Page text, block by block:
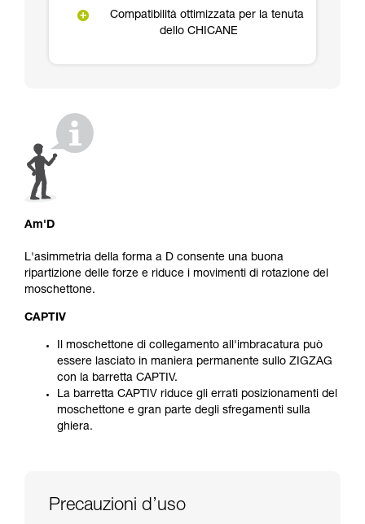
Compatibilità ottimizzata per la tenuta
dello CHICANE
Am'D
L'asimmetria della forma a D consente una buona
ripartizione delle forze e riduce i movimenti di rotazione del
moschettone.
CAPTIV
Il moschettone di collegamento all'imbracatura può
essere lasciato in maniera permanente sullo ZIGZAG
con la barretta CAPTIV.
La barretta CAPTIV riduce gli errati posizionamenti del
moschettone e gran parte degli sfregamenti sulla
ghiera.
Precauzioni d’uso